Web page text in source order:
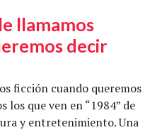
llamamos
decir
ficción cuando queremos
los que ven en “1984” de
y entretenimiento. Una